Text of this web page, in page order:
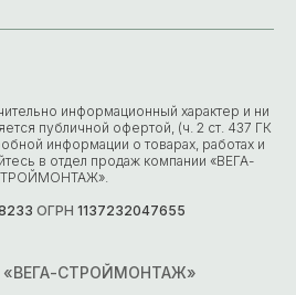
информационный характер и ни
публичной офертой, (ч. 2 ст. 437 ГК
информации о товарах, работах и
в отдел продаж компании «ВЕГА-
ОГРН 1137232047655
СТРОЙМОНТАЖ»